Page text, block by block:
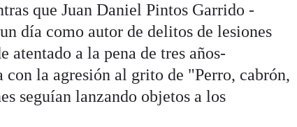
que Juan Daniel Pintos Garrido -
día como autor de delitos de lesiones
atentado a la pena de tres años-
la agresión al grito de "Perro, cabrón,
seguían lanzando objetos a los